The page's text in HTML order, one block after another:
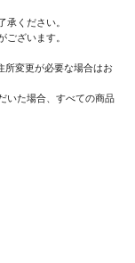
承ください。
ざいます。
変更が必要な場合はお
いた場合、すべての商品